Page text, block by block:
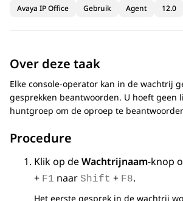
Avaya IP Office Gebruik Agent 12.0
Over deze taak
Elke console-operator kan in de wachtrij
gesprekken beantwoorden. U hoeft geen
huntgroep om de oproep te
Procedure
Klik op deWachtrijnaam-knop
+ F1 naar Shift + F8.
Het eerste gesprek in de wachtrij